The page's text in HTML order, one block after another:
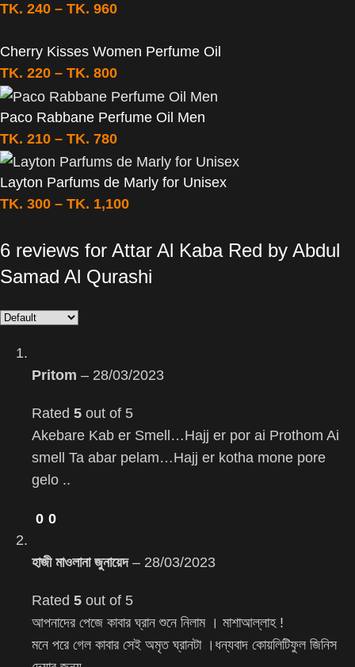
TK. 240 – TK. 960
Cherry Kisses Women Perfume Oil
TK. 220 – TK. 800
Paco Rabbane Perfume Oil Men
TK. 210 – TK. 780
Layton Parfums de Marly for Unisex
TK. 300 – TK. 1,100
6 reviews for Attar Al Kaba Red by Abdul
Samad Al Qurashi
Pritom – 28/03/2023
Rated 5 out of 5
Akebare Kab er Smell…Hajj er por ai Prothom Ai
smell Ta abar pelam…Hajj er kotha mone pore
gelo ..
0 0
হাজী মাওলানা জুনায়েদ – 28/03/2023
Rated 5 out of 5
আপনাদের পেজে কাবার ঘ্রান শুনে নিলাম । মাশাআল্লাহ !
মনে পরে গেল কাবার সেই অমৃত ঘ্রানটা ।ধন্যবাদ কোয়লিটিফুল জিনিস